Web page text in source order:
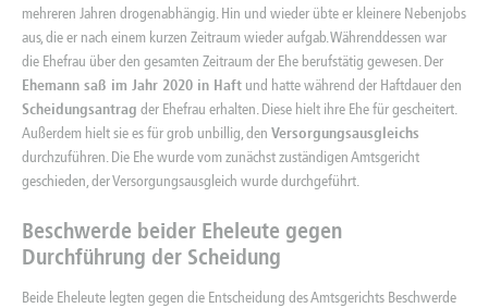
mehreren Jahren drogenabhängig. Hin und wieder übte er kleinere Nebenjobs
aus, die er nach einem kurzen Zeitraum wieder aufgab. Währenddessen war
die Ehefrau über den gesamten Zeitraum der Ehe berufstätig gewesen. Der
Ehemann saß im Jahr 2020 in Haft und hatte während der Haftdauer den
Scheidungsantrag der Ehefrau erhalten. Diese hielt ihre Ehe für gescheitert.
Außerdem hielt sie es für grob unbillig, den Versorgungsausgleichs
durchzuführen. Die Ehe wurde vom zunächst zuständigen Amtsgericht
geschieden, der Versorgungsausgleich wurde durchgeführt.
Beschwerde beider Eheleute gegen
Durchführung der Scheidung
Beide Eheleute legten gegen die Entscheidung des Amtsgerichts Beschwerde